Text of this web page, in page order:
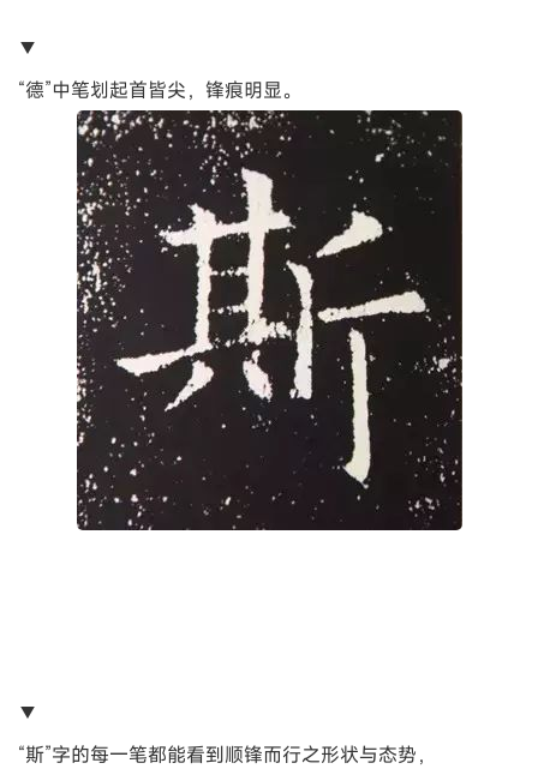
▼
“德”中笔划起首皆尖，锋痕明显。
▼
“斯”字的每一笔都能看到顺锋而行之形状与态势，